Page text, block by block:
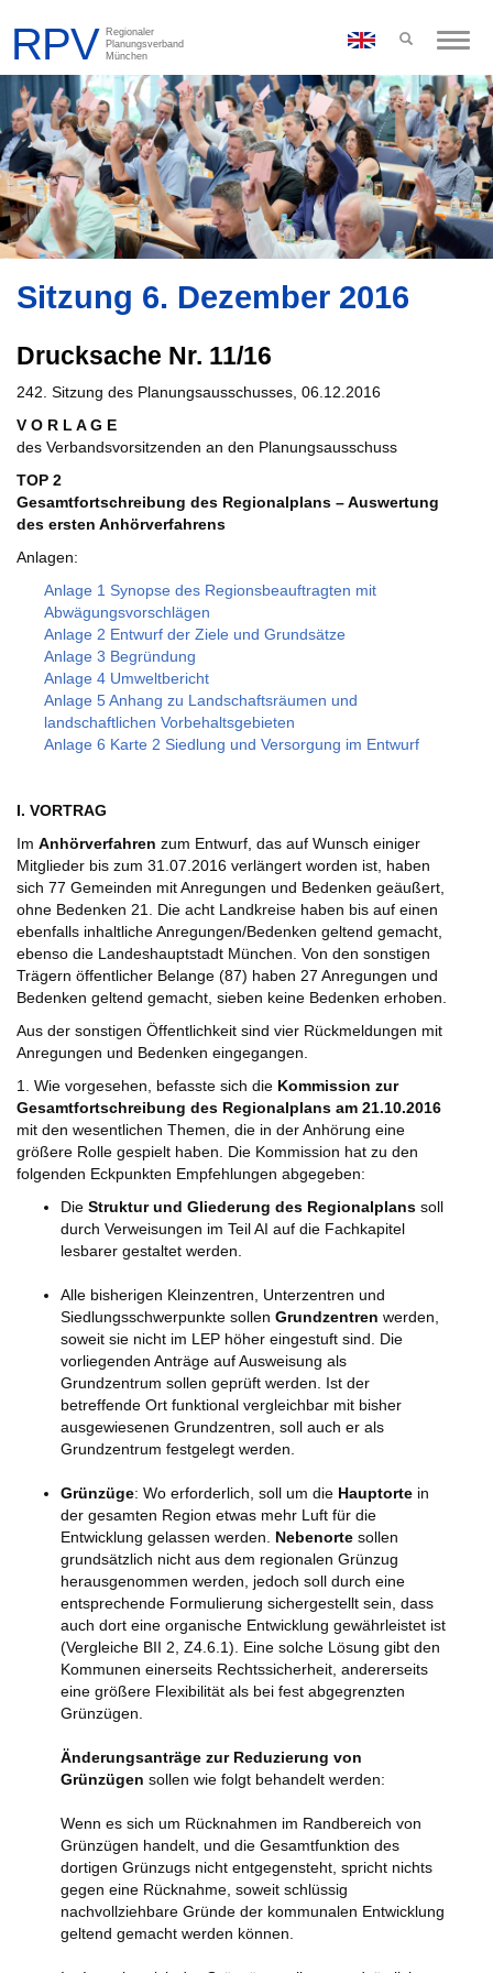
Toggle
Sitzung 6. Dezember 2016
Drucksache Nr. 11/16
242. Sitzung des Planungsausschusses, 06.12.2016
V O R L A G E
des Verbandsvorsitzenden an den Planungsausschuss
TOP 2
Gesamtfortschreibung des Regionalplans – Auswertung
des ersten Anhörverfahrens
Anlagen:
Anlage 1 Synopse des Regionsbeauftragten mit
Abwägungsvorschlägen
Anlage 2 Entwurf der Ziele und Grundsätze
Anlage 3 Begründung
Anlage 4 Umweltbericht
Anlage 5 Anhang zu Landschaftsräumen und
landschaftlichen Vorbehaltsgebieten
Anlage 6 Karte 2 Siedlung und Versorgung im Entwurf
I. VORTRAG
Im Anhörverfahren zum Entwurf, das auf Wunsch einiger
Mitglieder bis zum 31.07.2016 verlängert worden ist, haben
sich 77 Gemeinden mit Anregungen und Bedenken geäußert,
ohne Bedenken 21. Die acht Landkreise haben bis auf einen
ebenfalls inhaltliche Anregungen/Bedenken geltend gemacht,
ebenso die Landeshauptstadt München. Von den sonstigen
Trägern öffentlicher Belange (87) haben 27 Anregungen und
Bedenken geltend gemacht, sieben keine Bedenken erhoben.
Aus der sonstigen Öffentlichkeit sind vier Rückmeldungen mit
Anregungen und Bedenken eingegangen.
1. Wie vorgesehen, befasste sich die Kommission zur
Gesamtfortschreibung des Regionalplans am 21.10.2016
mit den wesentlichen Themen, die in der Anhörung eine
größere Rolle gespielt haben. Die Kommission hat zu den
folgenden Eckpunkten Empfehlungen abgegeben:
Die Struktur und Gliederung des Regionalplans soll
durch Verweisungen im Teil AI auf die Fachkapitel
lesbarer gestaltet werden.
Alle bisherigen Kleinzentren, Unterzentren und
Siedlungsschwerpunkte sollen Grundzentren werden,
soweit sie nicht im LEP höher eingestuft sind. Die
vorliegenden Anträge auf Ausweisung als
Grundzentrum sollen geprüft werden. Ist der
betreffende Ort funktional vergleichbar mit bisher
ausgewiesenen Grundzentren, soll auch er als
Grundzentrum festgelegt werden.
Grünzüge: Wo erforderlich, soll um die Hauptorte in
der gesamten Region etwas mehr Luft für die
Entwicklung gelassen werden. Nebenorte sollen
grundsätzlich nicht aus dem regionalen Grünzug
herausgenommen werden, jedoch soll durch eine
entsprechende Formulierung sichergestellt sein, dass
auch dort eine organische Entwicklung gewährleistet ist
(Vergleiche BII 2, Z4.6.1). Eine solche Lösung gibt den
Kommunen einerseits Rechtssicherheit, andererseits
eine größere Flexibilität als bei fest abgegrenzten
Grünzügen.
Änderungsanträge zur Reduzierung von
Grünzügen sollen wie folgt behandelt werden:
Wenn es sich um Rücknahmen im Randbereich von
Grünzügen handelt, und die Gesamtfunktion des
dortigen Grünzugs nicht entgegensteht, spricht nichts
gegen eine Rücknahme, soweit schlüssig
nachvollziehbare Gründe der kommunalen Entwicklung
geltend gemacht werden können.